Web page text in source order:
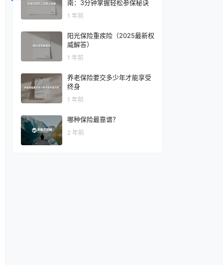
南：3分钟掌握轻松参保秘诀
1 年前
阳光保险重疾险（2025最新权
威解答）
1 年前
养老保险要交多少年才能享受
终身
1 年前
哪种保险最靠谱？
2 年前